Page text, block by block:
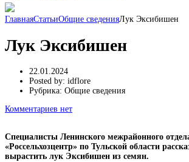
ГлавнаяСтатьиОбщие сведенияЛук Эксибишен
Лук Эксибишен
22.01.2024
Posted by: idflore
Рубрика: Общие сведения
Комментариев нет
Специалисты Ленинского межрайонного
«Россельхозцентр» по Тульской области
вырастить лук Эксибишен из семян.